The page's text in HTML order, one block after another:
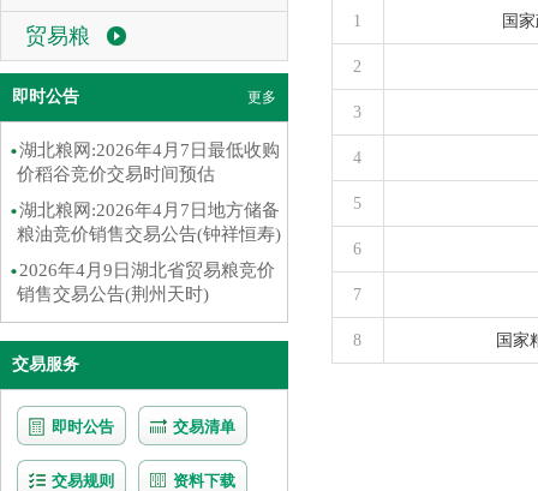
贸易粮
即时公告 更多
湖北粮网:2026年4月7日最低收购
价稻谷竞价交易时间预估
湖北粮网:2026年4月7日地方储备
粮油竞价销售交易公告(钟祥恒寿)
2026年4月9日湖北省贸易粮竞价
销售交易公告(荆州天时)
交易服务
即时公告 交易清单
交易规则 资料下载
1 国
2
3
4
5
6
7
8 国家